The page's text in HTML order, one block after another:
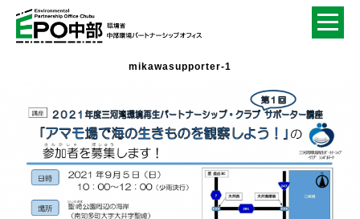
mikawasupporter-1